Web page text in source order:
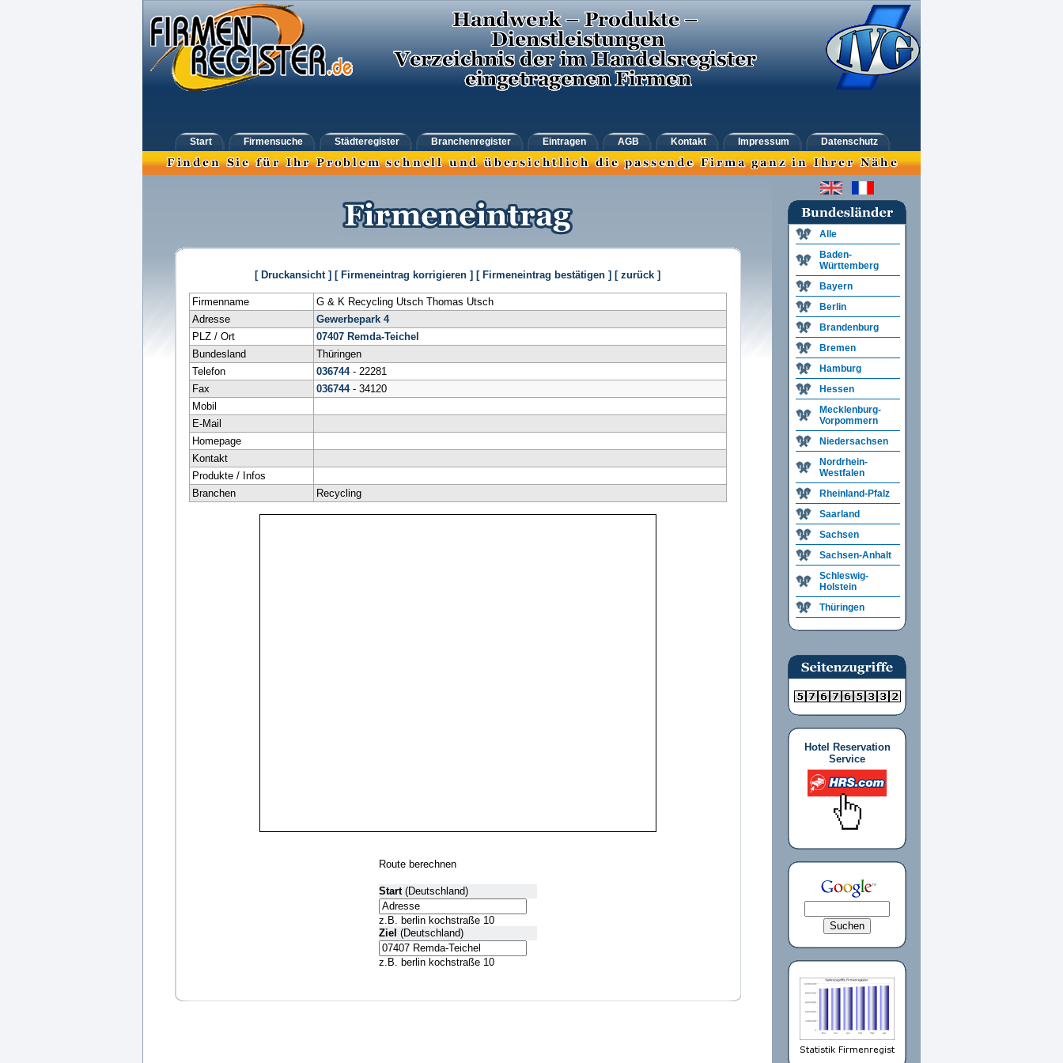
Start Firmensuche Städteregister Branchenregister Eintragen AGB Kontakt Impressum Datenschutz
[ Druckansicht ] [ Firmeneintrag korrigieren ] [ Firmeneintrag bestätigen ] [ zurück ]
Firmenname
G & K Recycling Utsch Thomas Utsch
Adresse
Gewerbepark 4
PLZ / Ort
07407 Remda-Teichel
Bundesland
Thüringen
Telefon
036744- 22281
Fax
036744- 34120
Mobil
E-Mail
Homepage
Kontakt
Produkte / Infos
Branchen
Recycling
Route berechnen
Start(Deutschland)
z.B. berlin kochstraße 10
Ziel (Deutschland)
z.B. berlin kochstraße 10
Alle
Baden-
Württemberg
Bayern
Berlin
Brandenburg
Bremen
Hamburg
Hessen
Mecklenburg-
Vorpommern
Niedersachsen
Nordrhein-
Westfalen
Rheinland-Pfalz
Saarland
Sachsen
Sachsen-Anhalt
Schleswig-
Holstein
Thüringen
Hotel Reservation
Service